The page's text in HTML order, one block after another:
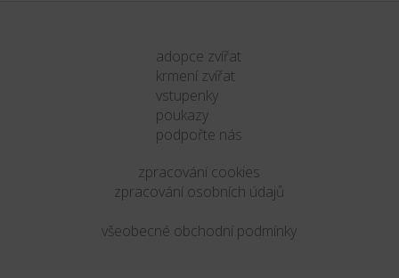
adopce zvířat
krmení zvířat
vstupenky
poukazy
podpořte nás
zpracování cookies
zpracování osobních údajů
všeobecné obchodní podmínky